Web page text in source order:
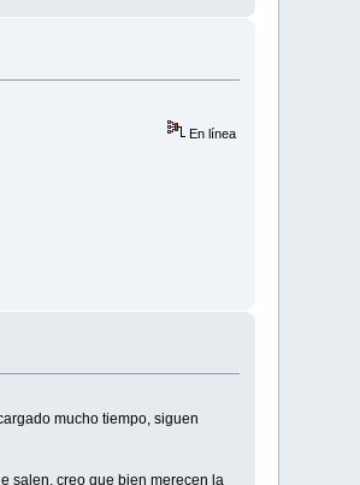
En línea
mucho tiempo, siguen
salen, creo que bien merecen la